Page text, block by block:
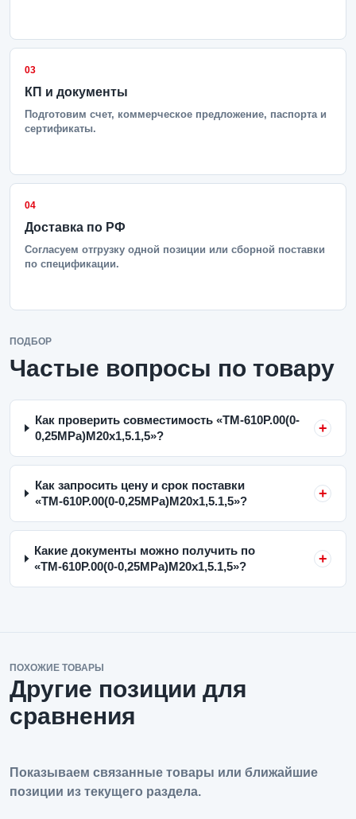
03
КП и документы
Подготовим счет, коммерческое предложение, паспорта и
сертификаты.
04
Доставка по РФ
Согласуем отгрузку одной позиции или сборной поставки
по спецификации.
ПОДБОР
Частые вопросы по товару
Как проверить совместимость «ТМ-610Р.00(0-
0,25MPa)M20x1,5.1,5»?
Как запросить цену и срок поставки
«ТМ-610Р.00(0-0,25MPa)M20x1,5.1,5»?
Какие документы можно получить по
«ТМ-610Р.00(0-0,25MPa)M20x1,5.1,5»?
ПОХОЖИЕ ТОВАРЫ
Другие позиции для
сравнения
Показываем связанные товары или ближайшие
позиции из текущего раздела.